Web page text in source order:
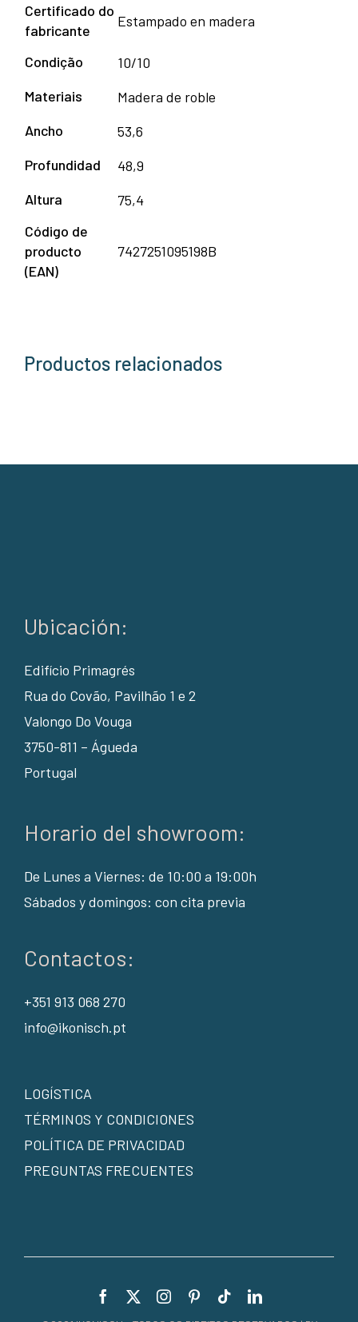
Certificado do
fabricante
Estampado en madera
Condição
10/10
Materiais
Madera de roble
Ancho
53,6
Profundidad
48,9
Altura
75,4
Código de
producto
(EAN)
7427251095198B
Productos relacionados
Ubicación:
Edifício Primagrés
Rua do Covão, Pavilhão 1 e 2
Valongo Do Vouga
3750-811 – Águeda
Portugal
Horario del showroom:
De Lunes a Viernes: de 10:00 a 19:00h
Sábados y domingos: con cita previa
Contactos:
+351 913 068 270
info@ikonisch.pt
LOGÍSTICA
TÉRMINOS Y CONDICIONES
POLÍTICA DE PRIVACIDAD
PREGUNTAS FRECUENTES